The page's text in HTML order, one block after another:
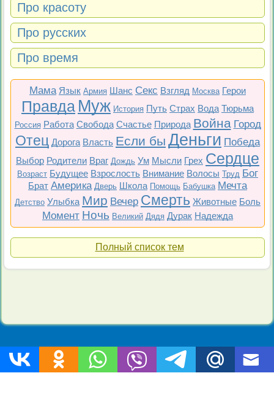
Про красоту
Про русских
Про время
Мама Язык Армия Шанс Секс Взгляд Москва Герои
Правда Муж История Путь Страх Вода Тюрьма
Россия Работа Свобода Счастье Природа Война Город
Отец Дорога Власть Если бы Деньги Победа
Выбор Родители Враг Дождь Ум Мысли Грех Сердце
Возраст Будущее Взрослость Внимание Волосы Труд Бог
Брат Америка Дверь Школа Помощь Бабушка Мечта
Детство Улыбка Мир Вечер Смерть Животные Боль
Момент Ночь Великий Дядя Дурак Надежда
Полный список тем
Топ 200 Все фильмы Советские Российские
Все темы
Copyright © 2009-2026 Цитаты-из-фильмов.рф